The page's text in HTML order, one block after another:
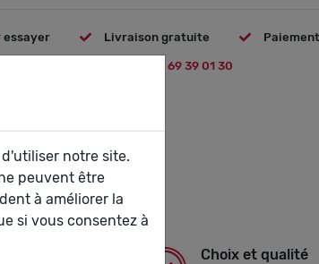
essayer Livraison gratuite
09 69 39 01 30
Choix et qualité
notre site.
peuvent être
à améliorer la
si vous consentez à